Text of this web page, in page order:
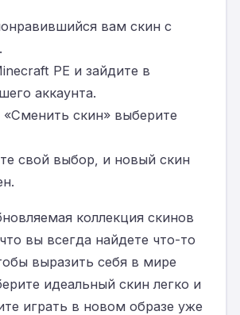
вам скин с
PE и зайдите в
аккаунта.
скин» выберите
свой выбор, и новый скин
коллекция скинов
вы всегда найдете что-то
выразить себя в мире
идеальный скин легко и
играть в новом образе уже